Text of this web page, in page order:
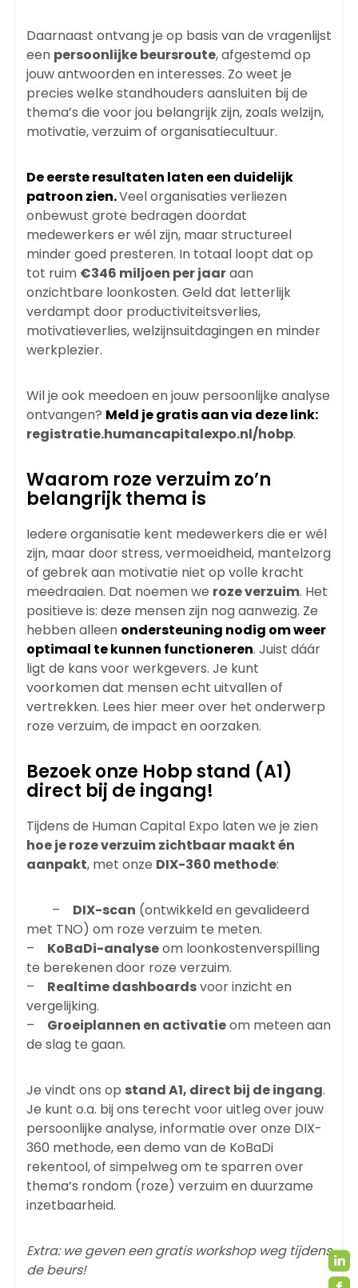
Daarnaast ontvang je op basis van de vragenlijst
een persoonlijke beursroute, afgestemd op
jouw antwoorden en interesses. Zo weet je
precies welke standhouders aansluiten bij de
thema’s die voor jou belangrijk zijn, zoals welzijn,
motivatie, verzuim of organisatiecultuur.
De eerste resultaten laten een duidelijk
patroon zien.Veel organisaties verliezen
onbewust grote bedragen doordat
medewerkers er wél zijn, maar structureel
minder goed presteren. In totaal loopt dat op
tot ruim €346 miljoen per jaaraan
onzichtbare loonkosten. Geld dat letterlijk
verdampt door productiviteitsverlies,
motivatieverlies, welzijnsuitdagingen en minder
werkplezier.
Wil je ook meedoen en jouw persoonlijke analyse
ontvangen? Meld je gratis aan via deze link:
registratie.humancapitalexpo.nl/hobp.
Waarom roze verzuim zo’n
belangrijk thema is
Iedere organisatie kent medewerkers die er wél
zijn, maar door stress, vermoeidheid, mantelzorg
of gebrek aan motivatie niet op volle kracht
meedraaien. Dat noemen we roze verzuim. Het
positieve is: deze mensen zijn nog aanwezig. Ze
hebben alleen ondersteuning nodig om weer
optimaal te kunnen functioneren. Juist dáár
ligt de kans voor werkgevers. Je kunt
voorkomen dat mensen echt uitvallen of
vertrekken. Lees hier meer over het onderwerp
roze verzuim, de impact en oorzaken.
Bezoek onze Hobp stand (A1)
direct bij de ingang!
Tijdens de Human Capital Expo laten we je zien
hoe je roze verzuim zichtbaar maakt én
aanpakt, met onze DIX-360 methode:
– DIX-scan (ontwikkeld en gevalideerd
met TNO) om roze verzuim te meten.
– KoBaDi-analyseom loonkostenverspilling
te berekenen door roze verzuim.
– Realtime dashboardsvoor inzicht en
vergelijking.
– Groeiplannen en activatieom meteen aan
de slag te gaan.
Je vindt ons op stand A1, direct bij de ingang.
Je kunt o.a. bij ons terecht voor uitleg over jouw
persoonlijke analyse, informatie over onze DIX-
360 methode, een demo van de KoBaDi
rekentool, of simpelweg om te sparren over
thema’s rondom (roze) verzuim enduurzame
inzetbaarheid.
Extra: we geven een gratis workshop weg tijdens
de beurs!